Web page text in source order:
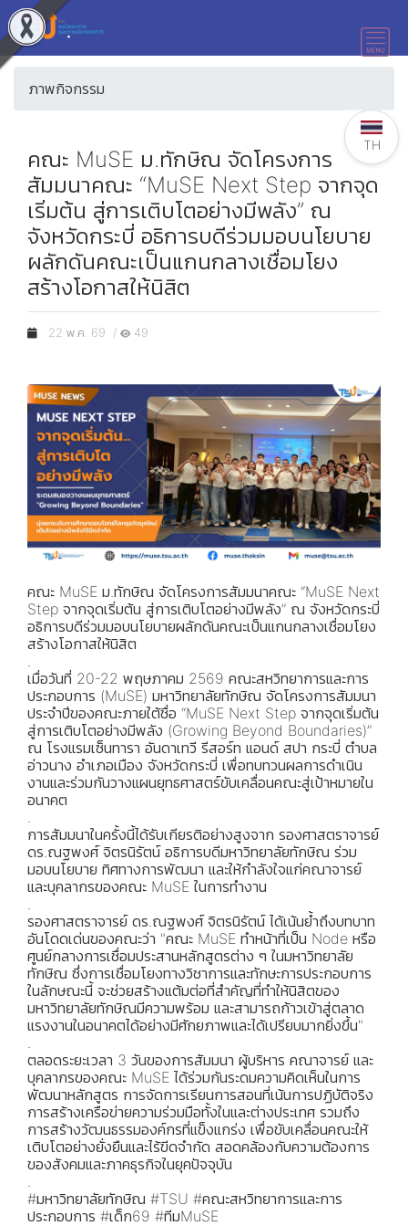
ภาพกิจกรรม
คณะ MuSE ม.ทักษิณ จัดโครงการ
สัมมนาคณะ “MuSE Next Step จากจุด
เริ่มต้น สู่การเติบโตอย่างมีพลัง” ณ
จังหวัดกระบี่ อธิการบดีร่วมมอบนโยบาย
ผลักดันคณะเป็นแกนกลางเชื่อมโยง
สร้างโอกาสให้นิสิต
22 พ.ค. 69 / 49
คณะ MuSE ม.ทักษิณ จัดโครงการสัมมนาคณะ “MuSE Next
Step จากจุดเริ่มต้น สู่การเติบโตอย่างมีพลัง” ณ จังหวัดกระบี่
อธิการบดีร่วมมอบนโยบายผลักดันคณะเป็นแกนกลางเชื่อมโยง
สร้างโอกาสให้นิสิต
.
เมื่อวันที่ 20-22 พฤษภาคม 2569 คณะสหวิทยาการและการ
ประกอบการ (MuSE) มหาวิทยาลัยทักษิณ จัดโครงการสัมมนา
ประจำปีของคณะภายใต้ชื่อ “MuSE Next Step จากจุดเริ่มต้น
สู่การเติบโตอย่างมีพลัง (Growing Beyond Boundaries)”
ณ โรงแรมเซ็นทารา อันดาเทวี รีสอร์ท แอนด์ สปา กระบี่ ตำบล
อ่าวนาง อำเภอเมือง จังหวัดกระบี่ เพื่อทบทวนผลการดำเนิน
งานและร่วมกันวางแผนยุทธศาสตร์ขับเคลื่อนคณะสู่เป้าหมายใน
อนาคต
.
การสัมมนาในครั้งนี้ได้รับเกียรติอย่างสูงจาก รองศาสตราจารย์
ดร.ณฐพงศ์ จิตรนิรัตน์ อธิการบดีมหาวิทยาลัยทักษิณ ร่วม
มอบนโยบาย ทิศทางการพัฒนา และให้กำลังใจแก่คณาจารย์
และบุคลากรของคณะ MuSE ในการทำงาน
.
รองศาสตราจารย์ ดร.ณฐพงศ์ จิตรนิรัตน์ ได้เน้นย้ำถึงบทบาท
อันโดดเด่นของคณะว่า "คณะ MuSE ทำหน้าที่เป็น Node หรือ
ศูนย์กลางการเชื่อมประสานหลักสูตรต่าง ๆ ในมหาวิทยาลัย
ทักษิณ ซึ่งการเชื่อมโยงทางวิชาการและทักษะการประกอบการ
ในลักษณะนี้ จะช่วยสร้างแต้มต่อที่สำคัญที่ทำให้นิสิตของ
มหาวิทยาลัยทักษิณมีความพร้อม และสามารถก้าวเข้าสู่ตลาด
แรงงานในอนาคตได้อย่างมีศักยภาพและได้เปรียบมากยิ่งขึ้น"
.
ตลอดระยะเวลา 3 วันของการสัมมนา ผู้บริหาร คณาจารย์ และ
บุคลากรของคณะ MuSE ได้ร่วมกันระดมความคิดเห็นในการ
พัฒนาหลักสูตร การจัดการเรียนการสอนที่เน้นการปฏิบัติจริง
การสร้างเครือข่ายความร่วมมือทั้งในและต่างประเทศ รวมถึง
การสร้างวัฒนธรรมองค์กรที่แข็งแกร่ง เพื่อขับเคลื่อนคณะให้
เติบโตอย่างยั่งยืนและไร้ขีดจำกัด สอดคล้องกับความต้องการ
ของสังคมและภาคธุรกิจในยุคปัจจุบัน
.
#มหาวิทยาลัยทักษิณ #TSU #คณะสหวิทยาการและการ
ประกอบการ #เด็ก69 #ทีมMuSE
TH